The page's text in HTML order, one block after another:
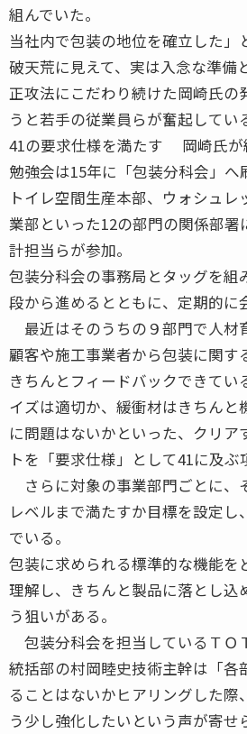
組んでいた。
当社内で包装の地位を確立した」
破天荒に見えて、実は入念な準備
正攻法にこだわり続けた岡崎氏の
うと若手の従業員らが奮起してい
41の要求仕様を満たす 岡崎氏が
勉強会は15年に「包装分科会」へ
トイレ空間生産本部、ウォシュ
業部といった12の部門の関係部
計担当らが参加。
包装分科会の事務局とタッグを組
段から進めるとともに、定期的に
最近はそのうちの９部門で人材
顧客や施工事業者から包装に関す
きちんとフィードバックできてい
イズは適切か、緩衝材はきちんと
に問題はないかといった、クリア
トを「要求仕様」として41に及ぶ
さらに対象の事業部門ごとに、
レベルまで満たすか目標を設定し
でいる。
包装に求められる標準的な機能を
理解し、きちんと製品に落とし込
う狙いがある。
包装分科会を担当しているＴＯ
統括部の村岡睦史技術主幹は「各
ることはないかヒアリングした際
う少し強化したいという声が寄せ